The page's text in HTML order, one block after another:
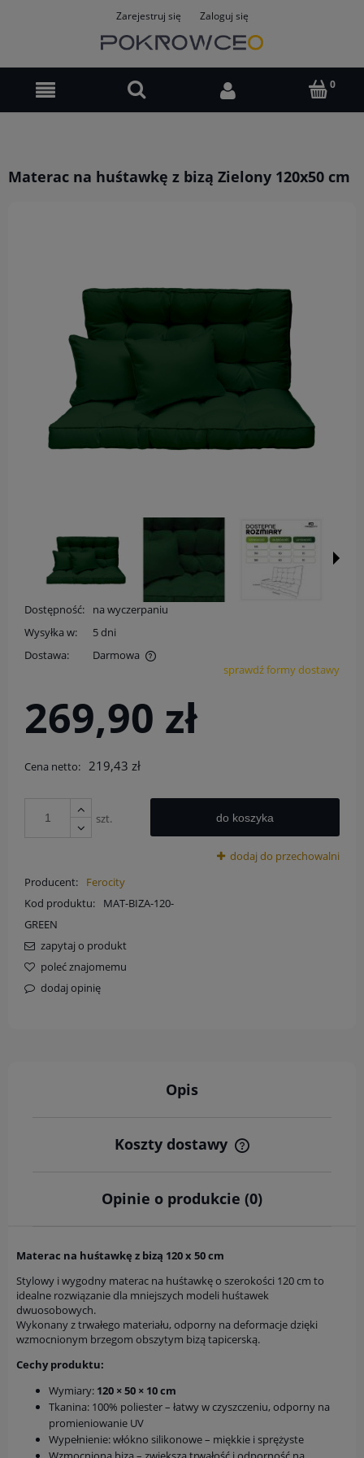
Zarejestruj się Zaloguj się
Materac na huśtawkę z bizą Zielony 120x50 cm
Dostępność:
na wyczerpaniu
Wysyłka w:
5 dni
Dostawa:
Darmowa
Cena nie zawiera ewentualnych kosztów płatnościsprawdź formy dostawy
269,90 zł
Cena netto: 219,43 zł
szt. do koszyka
dodaj do przechowalni
Producent:
Ferocity
Kod produktu:
MAT-BIZA-120-
GREEN
zapytaj o produkt
poleć znajomemu
dodaj opinię
Opis
Koszty dostawy
Cena nie zawiera ewentualnych kosztów płatności
Opinie o produkcie (0)
Materac na huśtawkę z bizą 120 x 50 cm
Stylowy i wygodny materac na huśtawkę o szerokości 120 cm to
idealne rozwiązanie dla mniejszych modeli huśtawek
dwuosobowych.
Wykonany z trwałego materiału, odporny na deformacje dzięki
wzmocnionym brzegom obszytym bizą tapicerską.
Cechy produktu:
Wymiary: 120 × 50 × 10 cm
Tkanina: 100% poliester – łatwy w czyszczeniu, odporny na
promieniowanie UV
Wypełnienie: włókno silikonowe – miękkie i sprężyste